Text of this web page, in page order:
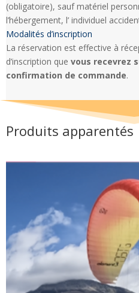
(obligatoire), sauf matériel
l’hébergement, l’ individuel
Modalités d’inscription
La réservation est effective à
d’inscription que vous recevrez
confirmation de commande.
Produits apparentés